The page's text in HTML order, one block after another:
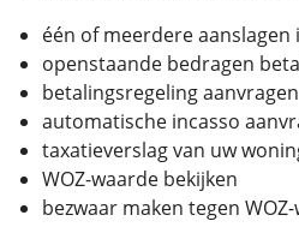
één of meerdere aanslagen
openstaande bedragen
betalingsregeling aanvragen
automatische incasso
taxatieverslag van uw
WOZ-waarde bekijken
bezwaar maken tegen